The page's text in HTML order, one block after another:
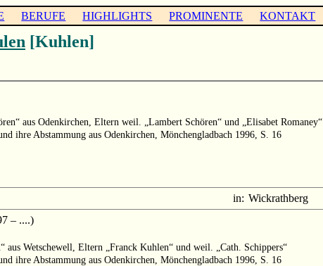
BERUFE HIGHLIGHTS PROMINENTE KONTAKT
[Kuhlen]
aus Odenkirchen, Eltern weil. „Lambert Schören“ und „Elisabet Romaney“
ihre Abstammung aus Odenkirchen, Mönchengladbach 1996, S. 16
in: Wickrathberg
– ....)
Wetschewell, Eltern „Franck Kuhlen“ und weil. „Cath. Schippers“
ihre Abstammung aus Odenkirchen, Mönchengladbach 1996, S. 16